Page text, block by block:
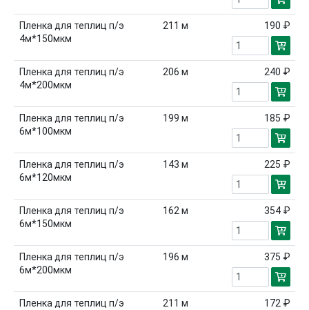
Пленка для теплиц п/э
4м*150мкм
211 м 190 ₽
Пленка для теплиц п/э
4м*200мкм
206 м 240 ₽
Пленка для теплиц п/э
6м*100мкм
199 м 185 ₽
Пленка для теплиц п/э
6м*120мкм
143 м 225 ₽
Пленка для теплиц п/э
6м*150мкм
162м 354 ₽
Пленка для теплиц п/э
6м*200мкм
196 м 375 ₽
Пленка для теплиц п/э
211 м 172 ₽